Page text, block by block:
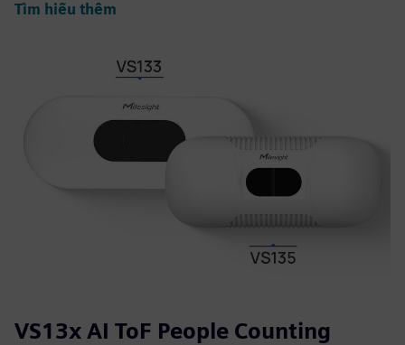
Tìm hiểu thêm
VS13x AI ToF People Counting